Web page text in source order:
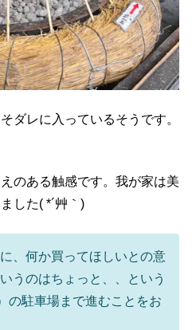
ダレに入っているそうです。
のある触感です。我が家は美
した( *´艸｀)
、何か買ってほしいとの意
うのはちょっと、、という
の駐車場まで進むことをお